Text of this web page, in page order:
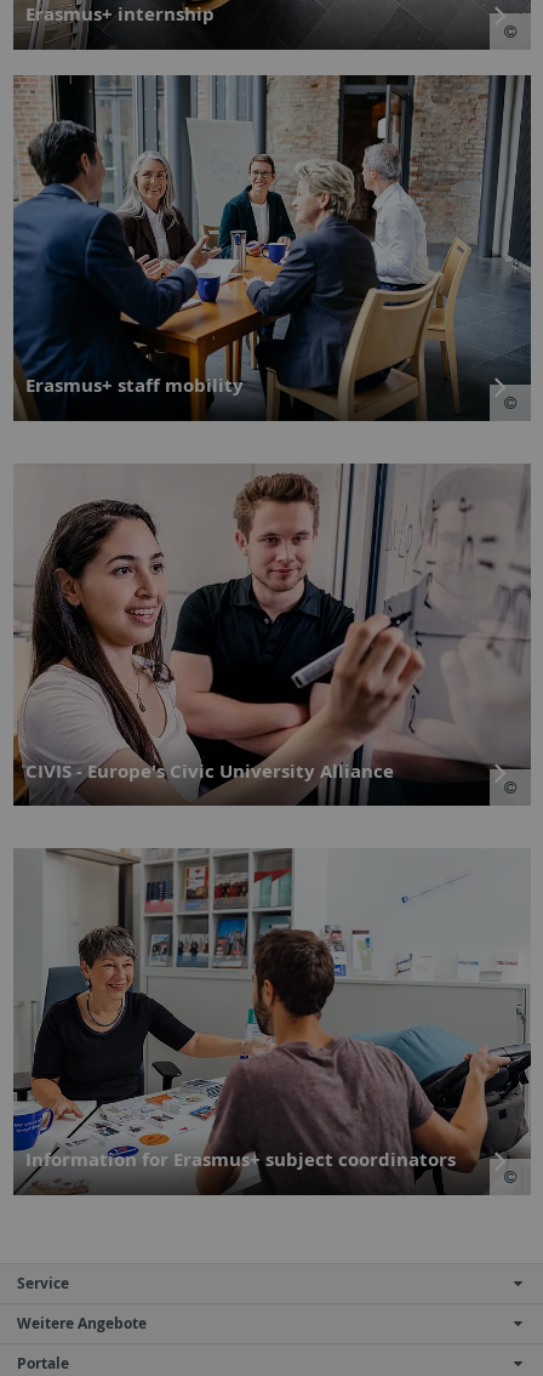
Erasmus+ internship
Erasmus+ staff mobility
CIVIS - Europe's Civic University Alliance
Information for Erasmus+ subject coordinators
Service
Weitere Angebote
Portale